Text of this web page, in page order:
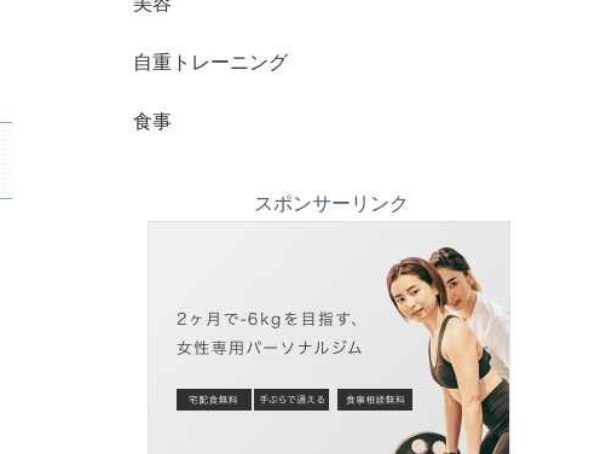
自重トレーニング
食事
スポンサーリンク